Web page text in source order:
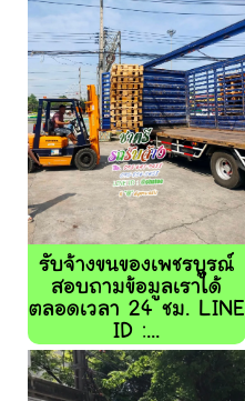
รับจ้างขนของเพชรบูรณ์
สอบถามข้อมูลเราได้
ตลอดเวลา 24 ชม. LINE
ID :...